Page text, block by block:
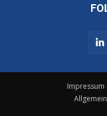
Impressum